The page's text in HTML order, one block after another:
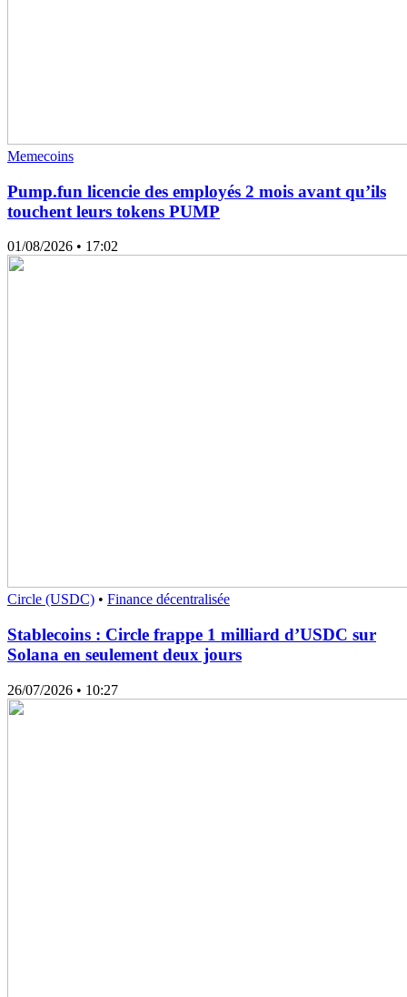
Memecoins
Pump.fun licencie des employés 2 mois avant qu’ils
touchent leurs tokens PUMP
01/08/2026 • 17:02
Circle (USDC) • Finance décentralisée
Stablecoins : Circle frappe 1 milliard d’USDC sur
Solana en seulement deux jours
26/07/2026 • 10:27